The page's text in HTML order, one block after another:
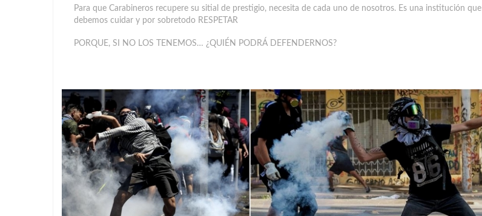
Para que Carabineros recupere su sitial de prestigio, necesita de cada uno de nosotros. Es una institución que
debemos cuidar y por sobretodo RESPETAR
PORQUE, SI NO LOS TENEMOS… ¿QUIÉN PODRÁ DEFENDERNOS?